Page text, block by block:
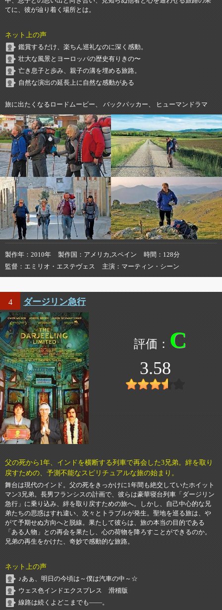
てに、彼が辿り着く場所とは。
ネット上の声
鑑賞するだけ、楽ちん巡礼なのに深く感動。
壮大な風景とヨーロッパの歴史有りきの〜
亡き息子と歩み、親子の溝を埋める旅路。
自然な演出の延長上に自然な感動がある
旅に出たくなるロードムービー、 バックパッカー、 ヒューマンドラマ
製作年 2010年 製作国 アメリカ,スペイン 時間
128分
監督
エミリオ・エステヴェス 主演 マーティン・シーン
4 ダージリン急行
C
3.58
父の死から1年、インドを横断する列車で再会した3兄弟。絆を取り
戻すための、予測不能なスピリチュアルな旅の始まり。
舞台は現代のインド。父の死をきっかけに1年間も絶交していたホイット
マン3兄弟。長男フランシスの計画で、彼らは豪華寝台列車「ダージリン
急行」に乗り込み、絆を取り戻すための旅へ。しかし、自己中心的な兄
弟たちの思惑はすれ違い、次々とトラブルが発生。聖地を巡る旅は、や
がて予期せぬ方向へと脱線。果たして彼らは、旅の本当の目的である
「ある人物」との再会を果たし、心の荷物を降ろすことができるのか。
兄弟の再生をかけた、奇妙で感動的な旅路。
ネット上の声
♪あぁ、明日の今頃は～僕は汽車の中～☆
ウェス色インドエクスプレス 滑稽版
線路は続くよどこまでも――。